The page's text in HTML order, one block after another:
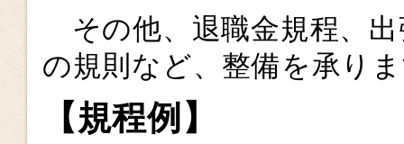
その他、退職金規程、
の規則など、整備を承り
【規程例】